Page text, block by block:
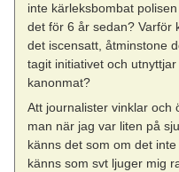
inte kärleksbombat
det för 6 år sedan? Varför
det iscensatt, åtminstone
tagit initiativet och
kanonmat?
Att journalister vinklar och
man när jag var liten på
känns det som om det
känns som svt ljuger mig